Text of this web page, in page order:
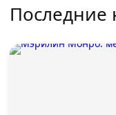
Последние